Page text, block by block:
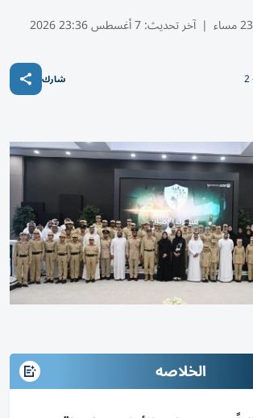
| آخر تحديث:7 أغسطس 23:36 2026
شارك
الخلاصه